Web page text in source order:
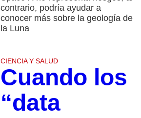
contrario, podría ayudar a
conocer más sobre la geología de
la Luna
CIENCIA Y SALUD
Cuando los
“data